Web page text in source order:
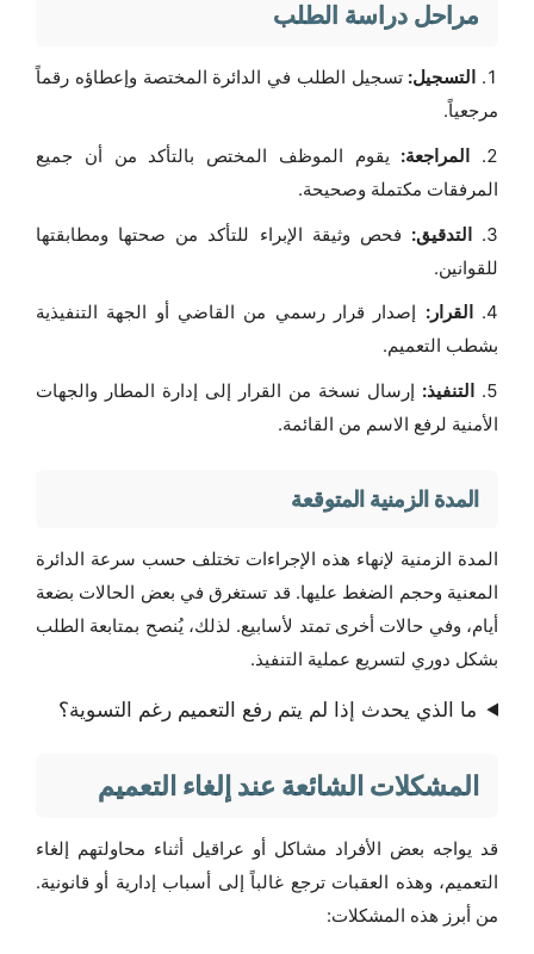
مراحل دراسة الطلب
التسجيل: تسجيل الطلب في الدائرة المختصة وإعطاؤه رقماً
مرجعياً.
المراجعة: يقوم الموظف المختص بالتأكد من أن جميع
المرفقات مكتملة وصحيحة.
التدقيق: فحص وثيقة الإبراء للتأكد من صحتها ومطابقتها
للقوانين.
القرار: إصدار قرار رسمي من القاضي أو الجهة التنفيذية
بشطب التعميم.
التنفيذ: إرسال نسخة من القرار إلى إدارة المطار والجهات
الأمنية لرفع الاسم من القائمة.
المدة الزمنية المتوقعة
المدة الزمنية لإنهاء هذه الإجراءات تختلف حسب سرعة الدائرة
المعنية وحجم الضغط عليها. قد تستغرق في بعض الحالات بضعة
أيام، وفي حالات أخرى تمتد لأسابيع. لذلك، يُنصح بمتابعة الطلب
بشكل دوري لتسريع عملية التنفيذ.
ما الذي يحدث إذا لم يتم رفع التعميم رغم التسوية؟
المشكلات الشائعة عند إلغاء التعميم
قد يواجه بعض الأفراد مشاكل أو عراقيل أثناء محاولتهم إلغاء
التعميم، وهذه العقبات ترجع غالباً إلى أسباب إدارية أو قانونية.
من أبرز هذه المشكلات: